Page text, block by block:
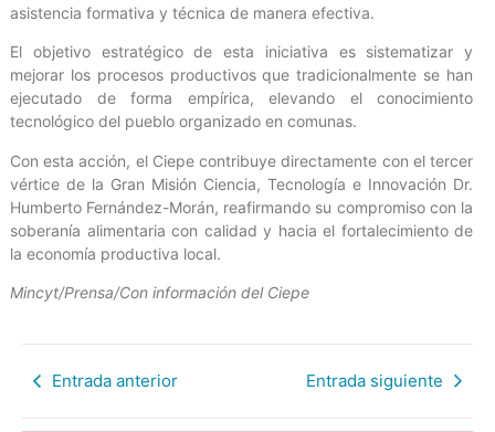
asistencia formativa y técnica de manera efectiva.
El objetivo estratégico de esta iniciativa es sistematizar y
mejorar los procesos productivos que tradicionalmente se han
ejecutado de forma empírica, elevando el conocimiento
tecnológico del pueblo organizado en comunas.
Con esta acción, el Ciepe contribuye directamente con el tercer
vértice de la Gran Misión Ciencia, Tecnología e Innovación Dr.
Humberto Fernández-Morán, reafirmando su compromiso con la
soberanía alimentaria con calidad y hacia el fortalecimiento de
la economía productiva local.
Mincyt/Prensa/Con información del Ciepe
Entrada anterior Entrada siguiente